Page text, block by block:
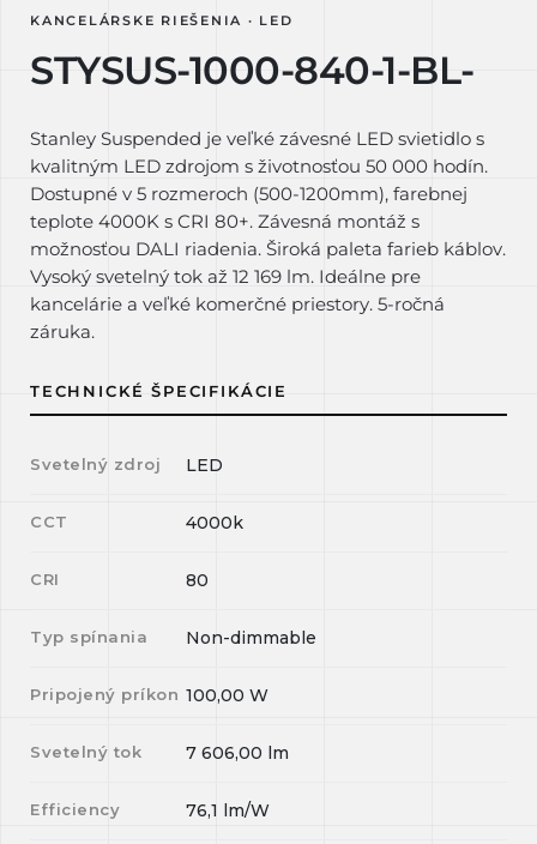
KANCELÁRSKE RIEŠENIA · LED
STYSUS-1000-840-1-BL-
Stanley Suspended je veľké závesné LED svietidlo s
kvalitným LED zdrojom s životnosťou 50 000 hodín.
Dostupné v 5 rozmeroch (500-1200mm), farebnej
teplote 4000K s CRI 80+. Závesná montáž s
možnosťou DALI riadenia. Široká paleta farieb káblov.
Vysoký svetelný tok až 12 169 lm. Ideálne pre
kancelárie a veľké komerčné priestory. 5-ročná
záruka.
TECHNICKÉ ŠPECIFIKÁCIE
Svetelný zdroj LED
CCT 4000k
CRI 80
Typ spínania Non-dimmable
Pripojený príkon 100,00 W
Svetelný tok 7 606,00 lm
Efficiency 76,1 lm/W